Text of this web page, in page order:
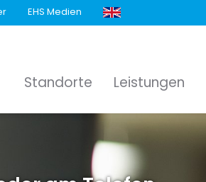
EHS Medien
Standorte Leistungen